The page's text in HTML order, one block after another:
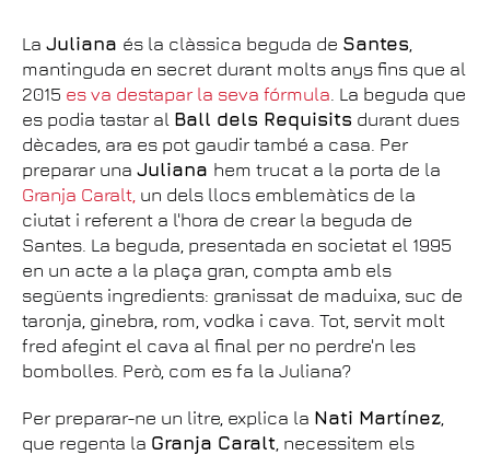
La Juliana és la clàssica beguda de Santes,
mantinguda en secret durant molts anys fins que al
2015 es va destapar la seva fórmula. La beguda que
es podia tastar al Ball dels Requisits durant dues
dècades, ara es pot gaudir també a casa. Per
preparar una Juliana hem trucat a la porta de la
Granja Caralt, un dels llocs emblemàtics de la
ciutat i referent a l'hora de crear la beguda de
Santes. La beguda, presentada en societat el 1995
en un acte a la plaça gran, compta amb els
següents ingredients: granissat de maduixa, suc de
taronja, ginebra, rom, vodka i cava. Tot, servit molt
fred afegint el cava al final per no perdre'n les
bombolles. Però, com es fa la Juliana?
Per preparar-ne un litre, explica la Nati Martínez,
que regenta la Granja Caralt, necessitem els